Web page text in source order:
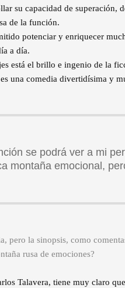
su capacidad de
de la función.
potenciar y enriquecer
a día.
está el brillo e ingenio de la
una comedia divertidísima y
se podrá ver a mi
montaña emocional,
pero la sinopsis, como
rusa de emociones?
Talavera, tiene muy claro